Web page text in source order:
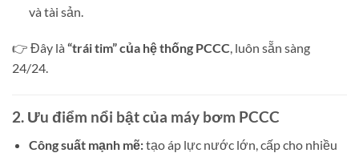
và tài sản.
👉 Đây là “trái tim” của hệ thống PCCC, luôn sẵn sàng
24/24.
2. Ưu điểm nổi bật của máy bơm PCCC
Công suất mạnh mẽ:tạo áp lực nước lớn, cấp cho nhiều